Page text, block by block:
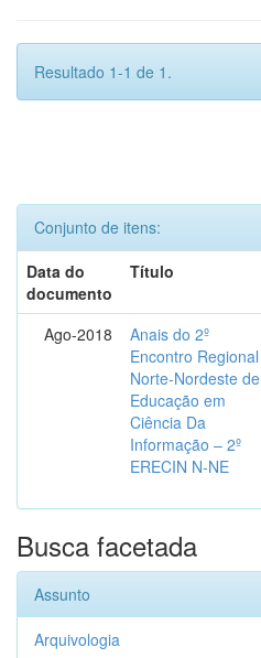
Resultado 1-1 de 1.
Conjunto de itens:
Data do
documento
Título
Ago-2018
Anais do 2º
Encontro Regional
Norte-Nordeste de
Educação em
Ciência Da
Informação – 2º
ERECIN N-NE
Busca facetada
Assunto
Arquivologia